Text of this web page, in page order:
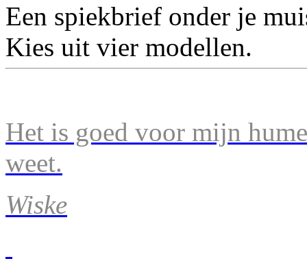
Een spiekbrief onder je
Kies uit vier modellen.
Het is goed voor mijn
weet.
Wiske